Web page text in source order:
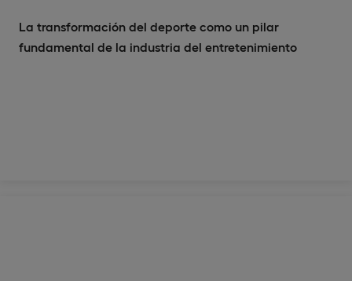
La transformación del deporte como un pilar
fundamental de la industria del entretenimiento